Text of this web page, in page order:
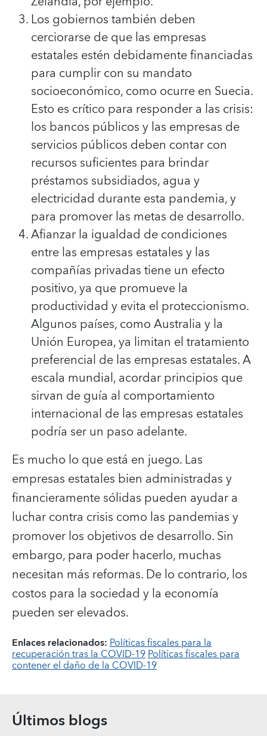
Los gobiernos también deben
cerciorarse de que las empresas
estatales estén debidamente financiadas
para cumplir con su mandato
socioeconómico, como ocurre en Suecia.
Esto es crítico para responder a las crisis:
los bancos públicos y las empresas de
servicios públicos deben contar con
recursos suficientes para brindar
préstamos subsidiados, agua y
electricidad durante esta pandemia, y
para promover las metas de desarrollo.
Afianzar la igualdad de condiciones
entre las empresas estatales y las
compañías privadas tiene un efecto
positivo, ya que promueve la
productividad y evita el proteccionismo.
Algunos países, como Australia y la
Unión Europea, ya limitan el tratamiento
preferencial de las empresas estatales. A
escala mundial, acordar principios que
sirvan de guía al comportamiento
internacional de las empresas estatales
podría ser un paso adelante.
Es mucho lo que está en juego. Las
empresas estatales bien administradas y
financieramente sólidas pueden ayudar a
luchar contra crisis como las pandemias y
promover los objetivos de desarrollo. Sin
embargo, para poder hacerlo, muchas
necesitan más reformas. De lo contrario, los
costos para la sociedad y la economía
pueden ser elevados.
Enlaces relacionados:Políticas fiscales para la
recuperación tras la COVID-19Políticas fiscales para
contener el daño de la COVID-19
Últimos blogs